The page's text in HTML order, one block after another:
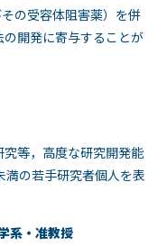
の受容体阻害薬）を併
開発に寄与することが
等，高度な研究開発能
の若手研究者個人を表
系・准教授